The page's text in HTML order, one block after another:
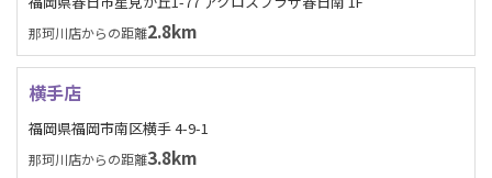
那珂川店からの距離2.8km
横手店
福岡県福岡市南区横手 4-9-1
那珂川店からの距離3.8km